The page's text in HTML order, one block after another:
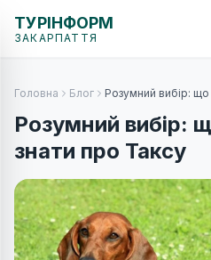
ТУРІНФОРМ
ЗАКАРПАТТЯ
Головна Блог Розумний вибір: що
Розумний вибір:
знати про Таксу